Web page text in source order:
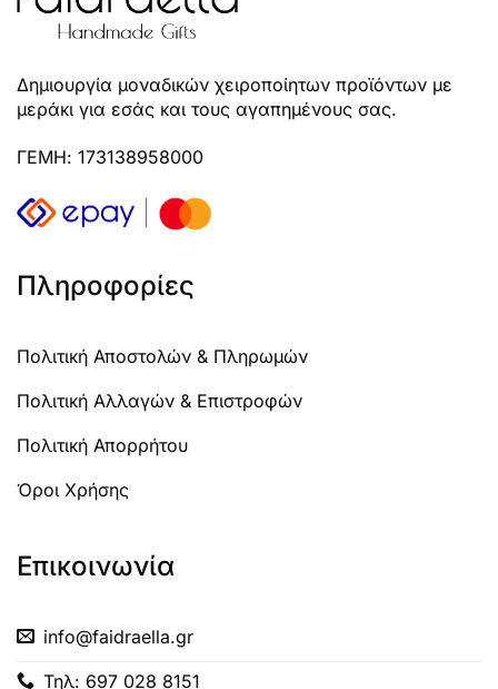
Δημιουργία μοναδικών χειροποίητων προϊόντων με
μεράκι για εσάς και τους αγαπημένους σας.
ΓΕΜΗ: 173138958000
Πληροφορίες
Πολιτική Αποστολών & Πληρωμών
Πολιτική Αλλαγών & Επιστροφών
Πολιτική Απορρήτου
Όροι Χρήσης
Επικοινωνία
info@faidraella.gr
Τηλ: 697 028 8151